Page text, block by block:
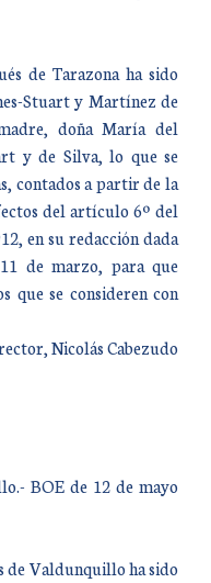
de Tarazona ha sido
Stuart y Martínez de
doña María del
y de Silva, lo que se
contados a partir de la
del artículo 6º del
en su redacción dada
de marzo, para que
que se consideren con
Nicolás Cabezudo
BOE de 12 de mayo
de Valdunquillo ha sido